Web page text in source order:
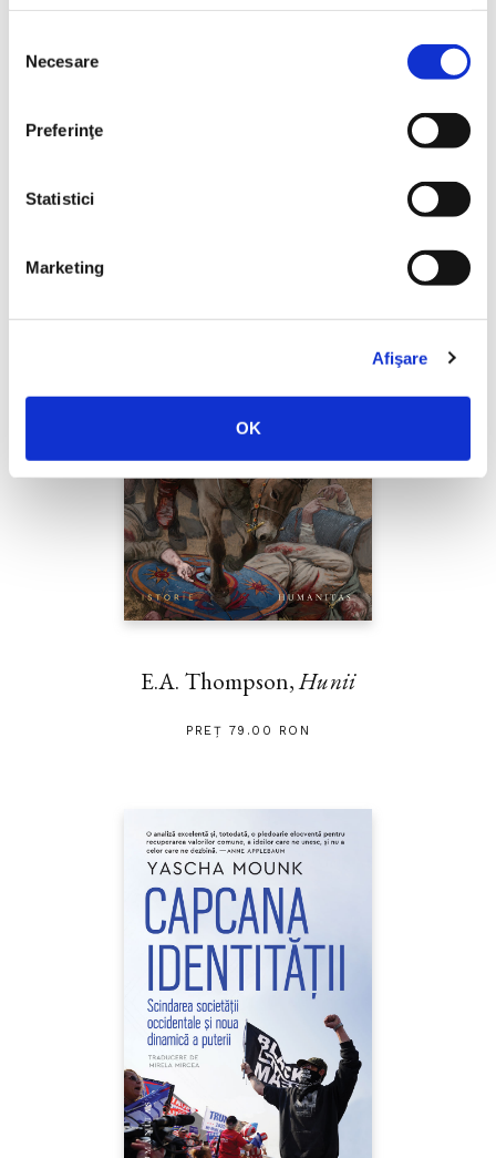
consimțământului
Necesare
Preferinţe
Statistici
Marketing
Afişare
OK
Lumea noastră orwelliană
E.A. Thompson,Hunii
PREȚ 79.00 RON